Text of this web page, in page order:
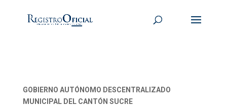
GOBIERNO AUTÓNOMO DESCENTRALIZADO
MUNICIPAL DEL CANTÓN SUCRE